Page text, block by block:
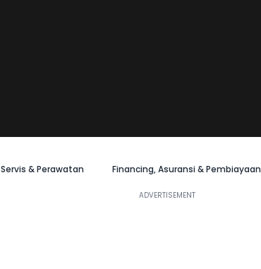
Servis & Perawatan Financing, Asuransi & Pembiayaan